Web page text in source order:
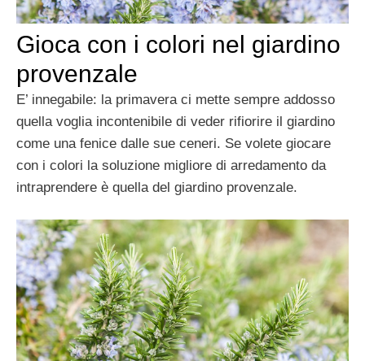
Gioca con i colori nel giardino
provenzale
E’ innegabile: la primavera ci mette sempre addosso
quella voglia incontenibile di veder rifiorire il giardino
come una fenice dalle sue ceneri. Se volete giocare
con i colori la soluzione migliore di arredamento da
intraprendere è quella del giardino provenzale.